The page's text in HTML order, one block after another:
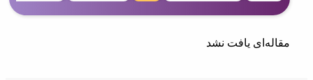
مقاله‌ای یافت نشد